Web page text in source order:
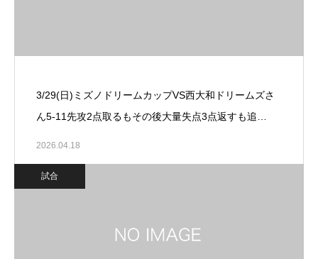
3/29(日)ミズノドリームカップVS西大和ドリームズさ
ん⁡5-11先攻2点取るもその後大量失点3点返すも追…
2026.04.18
試合